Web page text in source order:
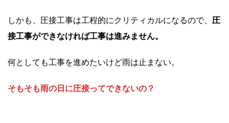
しかも、圧接工事は工程的にクリティカルになるので、 圧
接工事ができなければ工事は進みません。
何としても工事を進めたいけど雨は止まない。
そもそも雨の日に圧接ってできないの？